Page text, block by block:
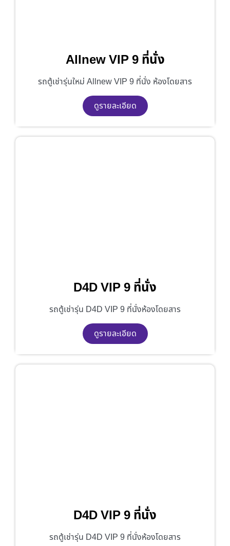
Allnew VIP 9 ที่นั่ง
รถตู้เช่ารุ่นใหม่ Allnew VIP 9 ที่นั่ง ห้องโดยสาร
ดูรายละเอียด
D4D VIP 9 ที่นั่ง
รถตู้เช่ารุ่น D4D VIP 9 ที่นั่งห้องโดยสาร
ดูรายละเอียด
D4D VIP 9 ที่นั่ง
รถตู้เช่ารุ่น D4D VIP 9 ที่นั่งห้องโดยสาร